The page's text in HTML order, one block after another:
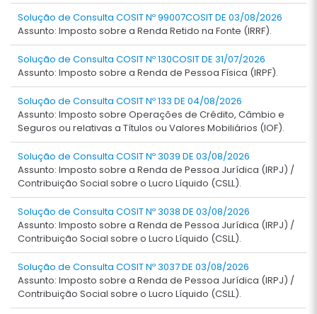
Solução de Consulta COSIT Nº 99007COSIT DE 03/08/2026
Assunto: Imposto sobre a Renda Retido na Fonte (IRRF).
Solução de Consulta COSIT Nº 130COSIT DE 31/07/2026
Assunto: Imposto sobre a Renda de Pessoa Física (IRPF).
Solução de Consulta COSIT Nº 133 DE 04/08/2026
Assunto: Imposto sobre Operações de Crédito, Câmbio e
Seguros ou relativas a Títulos ou Valores Mobiliários (IOF).
Solução de Consulta COSIT Nº 3039 DE 03/08/2026
Assunto: Imposto sobre a Renda de Pessoa Jurídica (IRPJ) /
Contribuição Social sobre o Lucro Líquido (CSLL).
Solução de Consulta COSIT Nº 3038 DE 03/08/2026
Assunto: Imposto sobre a Renda de Pessoa Jurídica (IRPJ) /
Contribuição Social sobre o Lucro Líquido (CSLL).
Solução de Consulta COSIT Nº 3037 DE 03/08/2026
Assunto: Imposto sobre a Renda de Pessoa Jurídica (IRPJ) /
Contribuição Social sobre o Lucro Líquido (CSLL).